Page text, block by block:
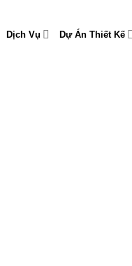
Dịch Vụ Dự Án Thiết Kế